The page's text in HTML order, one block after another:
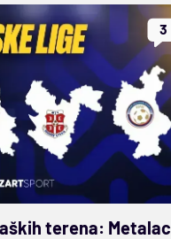
3
terena: Metalac